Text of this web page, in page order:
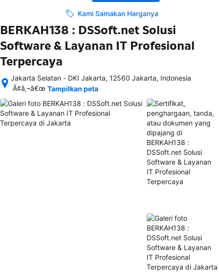
Kami Samakan Harganya
BERKAH138 : DSSoft.net Solusi
Software & Layanan IT Profesional
Terpercaya
Jakarta Selatan - DKI Jakarta, 12560 Jakarta, Indonesia
Setelah
semua
rincian
akomodasi
Ã¢â‚¬â€œ Tampilkan peta